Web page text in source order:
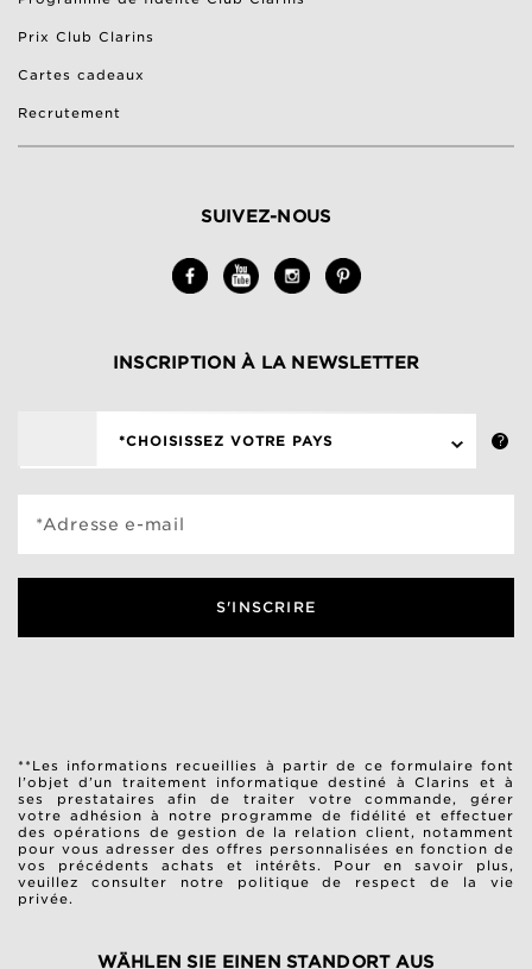
Prix Club Clarins
Cartes cadeaux
Recrutement
SUIVEZ-NOUS
INSCRIPTION À LA NEWSLETTER
*CHOISISSEZ VOTRE PAYS
*Adresse e-mail
S'INSCRIRE
**Les informations recueillies à partir de ce formulaire font
l’objet d’un traitement informatique destiné à Clarins et à
ses prestataires afin de traiter votre commande, gérer
votre adhésion à notre programme de fidélité et effectuer
des opérations de gestion de la relation client, notamment
pour vous adresser des offres personnalisées en fonction de
vos précédents achats et intérêts. Pour en savoir plus,
veuillez consulter notre
politique de respect de la vie
privée.
WÄHLEN SIE EINEN STANDORT AUS